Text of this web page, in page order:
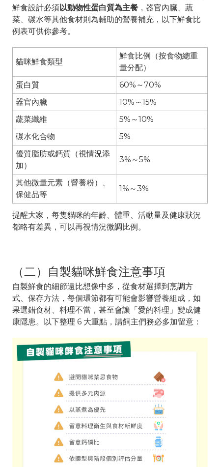
鮮食設計必須以動物性蛋白質為主餐 ，器官內臟、蔬
菜、碳水等其他食材則為輔助的營養補充，以下鮮食比
例表可供你參考。
貓咪鮮食類型
鮮食比例（按食物總重
量分配）
蛋白質
60%～70%
器官內臟
10%～15%
蔬菜纖維
5%～10%
碳水化合物
5%
優質脂肪或鈣質（視情況添
加）
3%～5%
其他微量元素（營養粉）、
保健品等
1%～3%
提醒大家，每隻貓咪的年齡、體重、活動量及健康狀況
都略有差異，可以再視情況微調比例。
（二）自製貓咪鮮食注意事項
自製鮮食的細節遠比想像中多，從食材選擇到烹調方
式、保存方法，每個環節都有可能會影響營養組成，如
果選錯食材、料理不當，甚至會讓「愛的料理」變成健
康隱患。以下整理 6 大重點，請飼主們務必多加留意：